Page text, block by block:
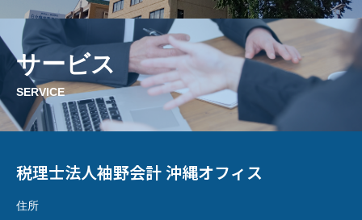
サービス
SERVICE
税理士法人袖野会計 沖縄オフィス
住所